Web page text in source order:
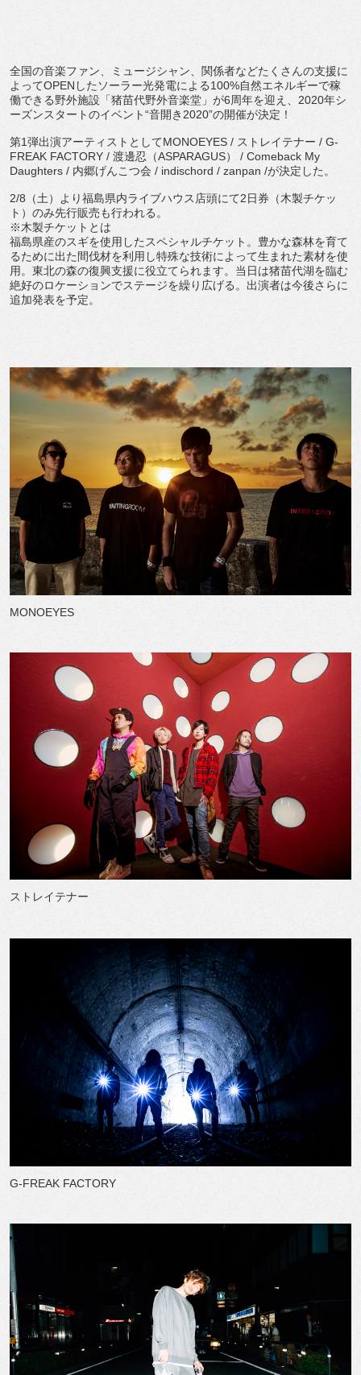
全国の音楽ファン、ミュージシャン、関係者などたくさんの支援に
よってOPENしたソーラー光発電による100%自然エネルギーで稼
働できる野外施設「猪苗代野外音楽堂」が6周年を迎え、2020年シ
ーズンスタートのイベント“音開き2020”の開催が決定！
第1弾出演アーティストとしてMONOEYES / ストレイテナー / G-
FREAK FACTORY / 渡邊忍（ASPARAGUS） / Comeback My
Daughters / 内郷げんこつ会 / indischord / zanpan /が決定した。
2/8（土）より福島県内ライブハウス店頭にて2日券（木製チケッ
ト）のみ先行販売も行われる。
※木製チケットとは
福島県産のスギを使用したスペシャルチケット。豊かな森林を育て
るために出た間伐材を利用し特殊な技術によって生まれた素材を使
用。東北の森の復興支援に役立てられます。当日は猪苗代湖を臨む
絶好のロケーションでステージを繰り広げる。出演者は今後さらに
追加発表を予定。
MONOEYES
ストレイテナー
G-FREAK FACTORY